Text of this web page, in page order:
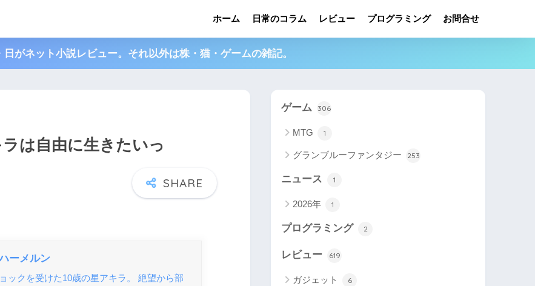
ホーム 日常のコラム レビュー プログラミング お問合せ
日がネット小説レビュー。それ以外は株・猫・ゲームの雑記。
は自由に生きたいっ
ーメルン
ックを受けた10歳の星アキラ。 絶望から部
ゲーム 306
MTG 1
グランブルーファンタジー 253
ニュース 1
2026年 1
プログラミング 2
レビュー 619
ガジェット 6